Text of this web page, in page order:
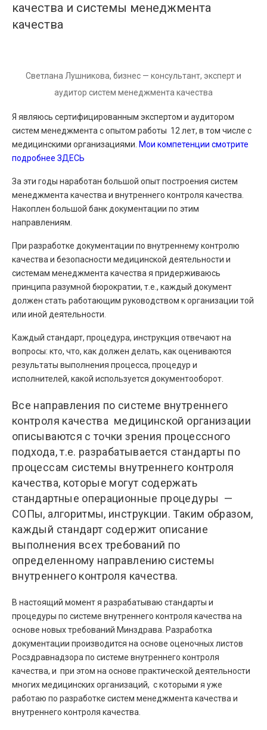
качества и системы менеджмента
качества
Светлана Лушникова, бизнес — консультант, эксперт и
аудитор систем менеджмента качества
Я являюсь сертифицированным экспертом и аудитором
систем менеджмента с опытом работы 12 лет, в том числе с
медицинскими организациями. Мои компетенции смотрите
подробнее ЗДЕСЬ
За эти годы наработан большой опыт построения систем
менеджмента качества и внутреннего контроля качества.
Накоплен большой банк документации по этим
направлениям.
При разработке документации по внутреннему контролю
качества и безопасности медицинской деятельности и
системам менеджмента качества я придерживаюсь
принципа разумной бюрократии, т.е., каждый документ
должен стать работающим руководством к организации той
или иной деятельности.
Каждый стандарт, процедура, инструкция отвечают на
вопросы: кто, что, как должен делать, как оцениваются
результаты выполнения процесса, процедур и
исполнителей, какой используется документооборот.
Все направления по системе внутреннего
контроля качества медицинской организации
описываются с точки зрения процессного
подхода, т.е. разрабатывается стандарты по
процессам системы внутреннего контроля
качества, которые могут содержать
стандартные операционные процедуры —
СОПы, алгоритмы, инструкции. Таким образом,
каждый стандарт содержит описание
выполнения всех требований по
определенному направлению системы
внутреннего контроля качества.
В настоящий момент я разрабатываю стандарты и
процедуры по системе внутреннего контроля качества на
основе новых требований Минздрава. Разработка
документации производится на основе оценочных листов
Росздравнадзора по системе внутреннего контроля
качества, и при этом на основе практической деятельности
многих медицинских организаций, с которыми я уже
работаю по разработке систем менеджмента качества и
внутреннего контроля качества.